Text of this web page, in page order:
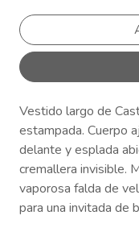
Vestido largo de
estampada. Cuerpo
delante y esplada
cremallera invisible.
vaporosa falda de
para una invitada de